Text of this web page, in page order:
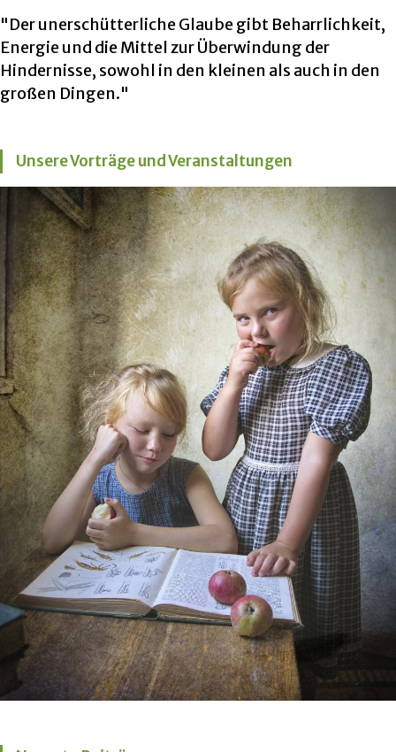
"Der unerschütterliche Glaube gibt Beharrlichkeit,
Energie und die Mittel zur Überwindung der
Hindernisse, sowohl in den kleinen als auch in den
großen Dingen."
Unsere Vorträge und Veranstaltungen